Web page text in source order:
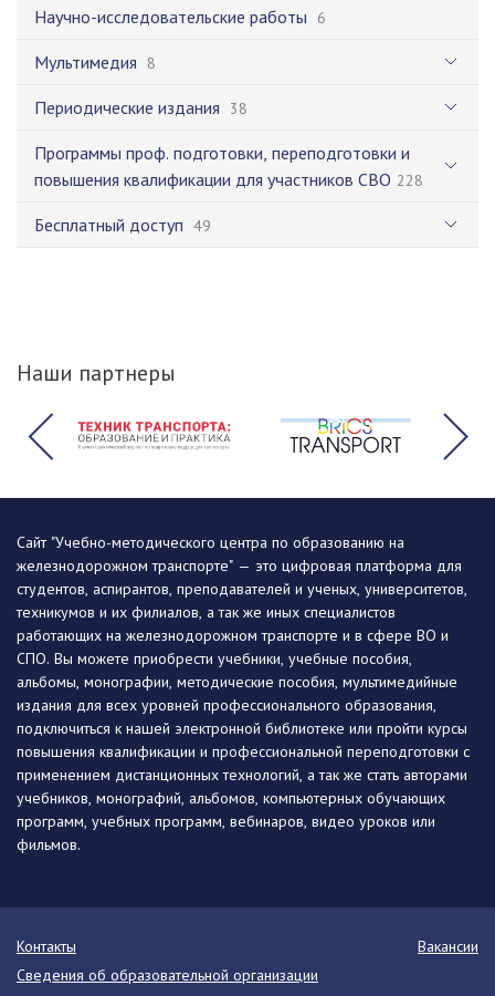
Научно-исследовательские работы 6
Мультимедия 8
Периодические издания 38
Программы проф. подготовки, переподготовки и
повышения квалификации для участников СВО 228
Бесплатный доступ 49
Наши партнеры
Сайт "Учебно-методического центра по образованию на
железнодорожном транспорте" — это цифровая платформа для
студентов, аспирантов, преподавателей и ученых, университетов,
техникумов и их филиалов, а так же иных специалистов
работающих на железнодорожном транспорте и в сфере ВО и
СПО. Вы можете приобрести учебники, учебные пособия,
альбомы, монографии, методические пособия, мультимедийные
издания для всех уровней профессионального образования,
подключиться к нашей электронной библиотеке или пройти курсы
повышения квалификации и профессиональной переподготовки с
применением дистанционных технологий, а так же стать авторами
учебников, монографий, альбомов, компьютерных обучающих
программ, учебных программ, вебинаров, видео уроков или
фильмов.
Контакты
Вакансии
Сведения об образовательной организации